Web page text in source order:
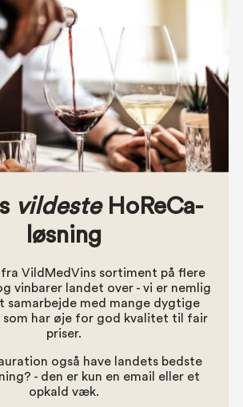
vildesteHoReCa-
løsning
fra VildMedVins sortiment på flere
vinbarer landet over - vi er nemlig
samarbejde med mange dygtige
som har øje for god kvalitet til fair
priser.
også have landets bedste
- den er kun en email eller et
opkald væk.